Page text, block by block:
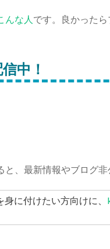
んな人 です。良かったら
中！
、最新情報やブログ
に付けたい方向けに、